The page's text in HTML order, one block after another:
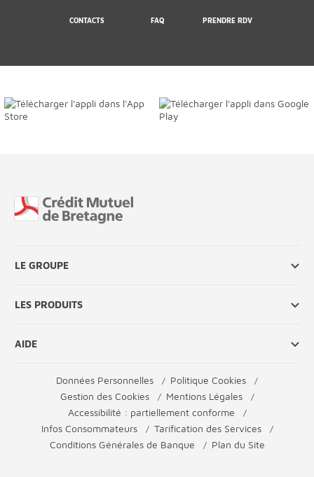
CONTACTS FAQ PRENDRE RDV
LE GROUPE
LES PRODUITS
AIDE
Données Personnelles
Politique Cookies
Gestion des Cookies
Mentions Légales
Accessibilité : partiellement conforme
Infos Consommateurs
Tarification des Services
Conditions Générales de Banque
Plan du Site
Fin de page